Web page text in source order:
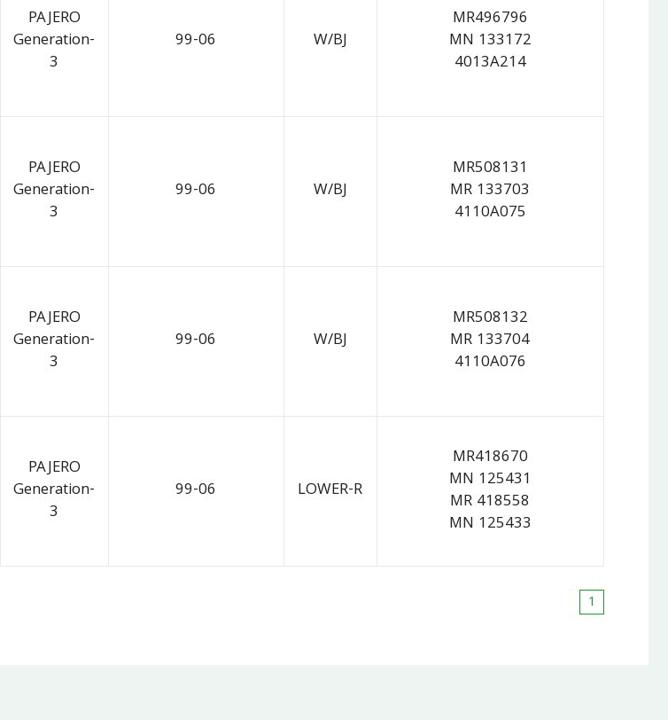
PAJERO
Generation-
3
99-06 W/BJ
MR496796
MN 133172
4013A214
PAJERO
Generation-
3
99-06 W/BJ
MR508131
MR 133703
4110A075
PAJERO
Generation-
3
99-06 W/BJ
MR508132
MR 133704
4110A076
PAJERO
Generation-
3
99-06 LOWER-R
MR418670
MN 125431
MR 418558
MN 125433
1